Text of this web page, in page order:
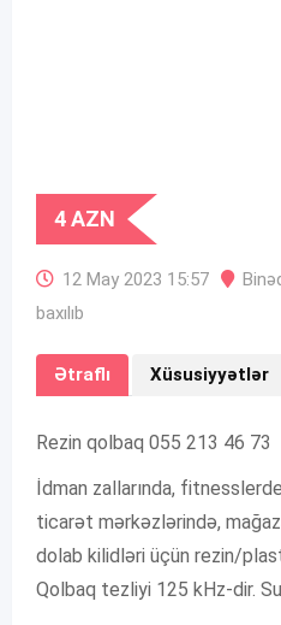
4AZN
12 May 2023 15:57
baxılıb
Ətraflı Xüsusiyyətlər
Rezin qolbaq 055 213 46 73
İdman zallarında,
ticarət mərkəzlərində,
dolab kilidləri üçün rezin/
Qolbaq tezliyi 125 kHz-dir.